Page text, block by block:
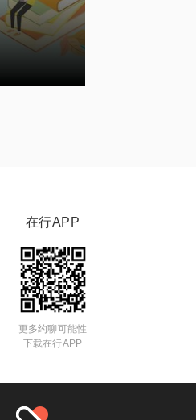
在行APP
更多约聊可能性
下载在行APP